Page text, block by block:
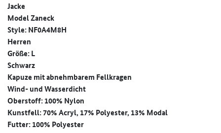
Jacke
Model Zaneck
Style: NF0A4M8H
Herren
Größe: L
Schwarz
Kapuze mit abnehmbarem Fellkragen
Wind- und Wasserdicht
Oberstoff: 100% Nylon
Kunstfell: 70% Acryl, 17% Polyester, 13% Modal
Futter: 100% Polyester